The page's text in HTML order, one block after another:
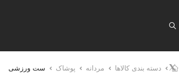
دسته بندی کالاها مردانه پوشاک ست ورزشی